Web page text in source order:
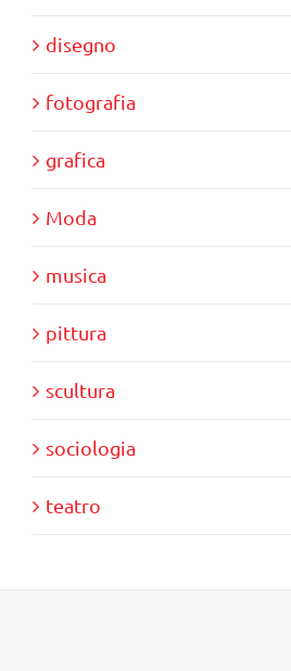
disegno
fotografia
grafica
Moda
musica
pittura
scultura
sociologia
teatro